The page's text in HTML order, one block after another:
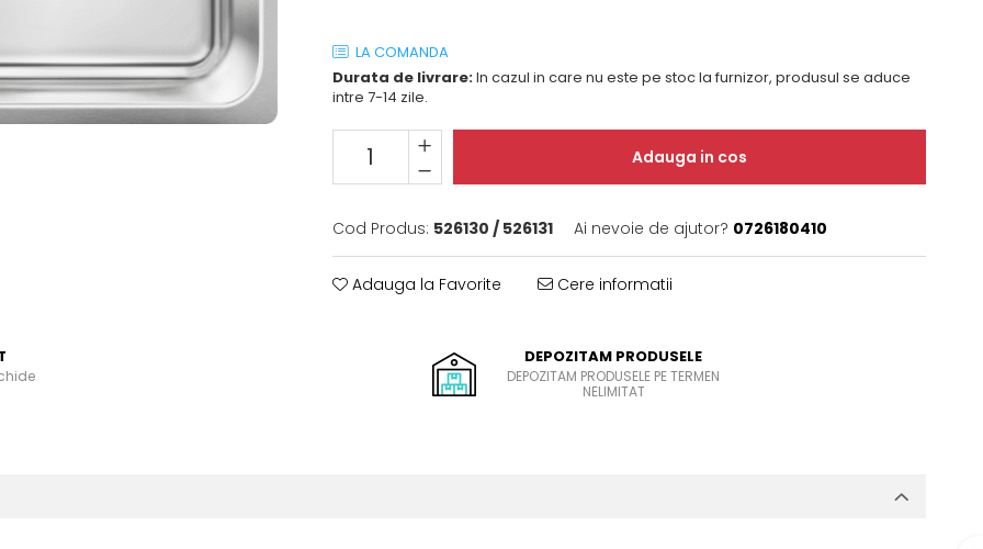
LA COMANDA
Durata de livrare:In cazul in care nu este pe stoc la furnizor, produsul se aduce
intre 7-14 zile.
Adauga in cos
Cod Produs: 526130 / 526131 Ai nevoie de ajutor? 0726180410
Adauga la Favorite Cere informatii
DEPOZITAM PRODUSELE
DEPOZITAM PRODUSELE PE TERMEN
NELIMITAT